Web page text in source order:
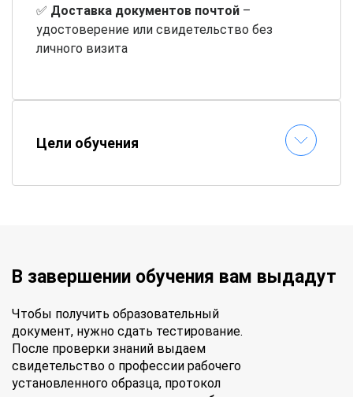
✅ Доставка документов почтой –
удостоверение или свидетельство без
личного визита
– все пособия
доступны онлайн
самостоятельно
Получите профессинальные знания и
документы гособразца – обучайтесь в
«АПОК» без отрыва от работы!
Цели обучения
В завершении обучения вам выдадут
Чтобы получить образовательный
документ, нужно сдать тестирование.
После проверки знаний выдаем
свидетельство о профессии рабочего
установленного образца, протокол